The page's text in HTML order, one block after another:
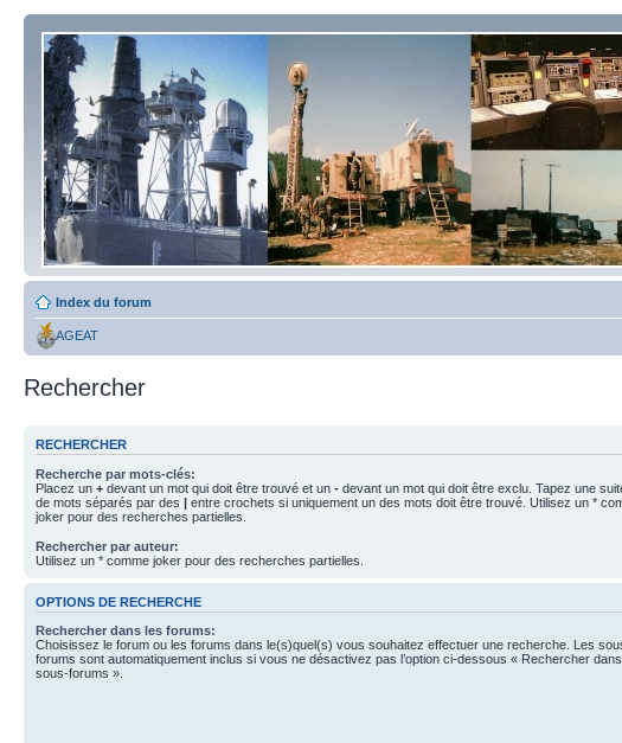
Index du forum
AGEAT
Rechercher
RECHERCHER
Recherche par mots-clés:
Placez un + devant un mot qui doit être trouvé et un - devant un mot qui doit être exclu. Tapez une
de mots séparés par des | entre crochets si uniquement un des mots doit être trouvé. Utilisez un *
joker pour des recherches partielles.
Rechercher par auteur:
Utilisez un * comme joker pour des recherches partielles.
OPTIONS DE RECHERCHE
Rechercher dans les forums:
Choisissez le forum ou les forums dans le(s)quel(s) vous souhaitez effectuer une recherche. Les
forums sont automatiquement inclus si vous ne désactivez pas l’option ci-dessous « Rechercher
sous-forums ».